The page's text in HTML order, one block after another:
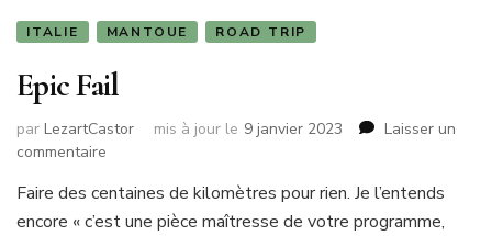
ITALIE MANTOUE ROAD TRIP
Epic Fail
par LezartCastor mis à jour le 9 janvier 2023
Laisser un
commentaire
Fail
Faire des centaines de kilomètres pour rien. Je l’entends
encore « c’est une pièce maîtresse de votre programme,